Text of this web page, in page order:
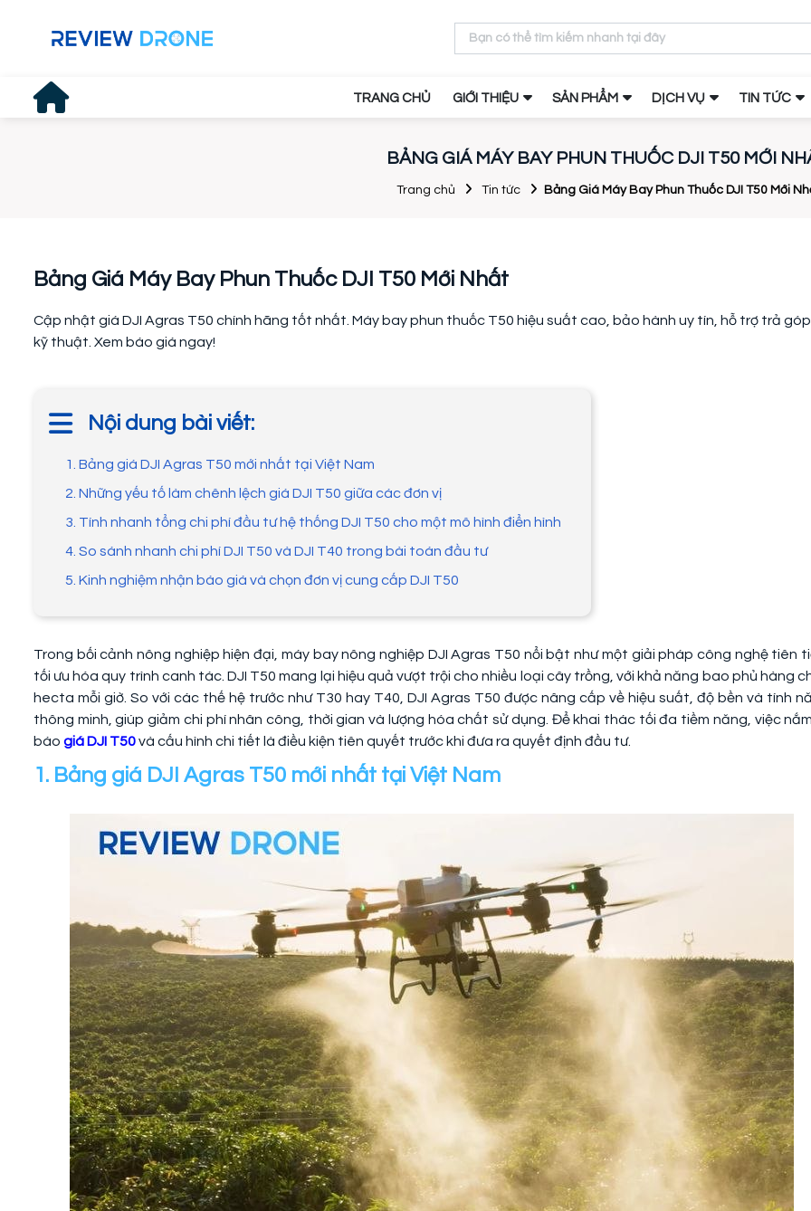
TRANG CHỦ GIỚI THIỆU SẢN PHẨM DỊCH VỤ TIN TỨC
BẢNG GIÁ MÁY BAY PHUN THUỐC DJI T50 MỚI
Trang chủ Tin tức Bảng Giá Máy Bay Phun Thuốc DJI T50 Mới
Bảng Giá Máy Bay Phun Thuốc DJI T50 Mới Nhất
Cập nhật giá DJI Agras T50 chính hãng tốt nhất. Máy bay phun thuốc T50 hiệu suất cao, bảo hành uy tín, hỗ trợ trả
kỹ thuật. Xem báo giá ngay!
Nội dung bài viết:
1. Bảng giá DJI Agras T50 mới nhất tại Việt Nam
2. Những yếu tố làm chênh lệch giá DJI T50 giữa các đơn vị
3. Tính nhanh tổng chi phí đầu tư hệ thống DJI T50 cho một mô hình điển hình
4. So sánh nhanh chi phí DJI T50 và DJI T40 trong bài toán đầu tư
5. Kinh nghiệm nhận báo giá và chọn đơn vị cung cấp DJI T50
Trong bối cảnh nông nghiệp hiện đại, máy bay nông nghiệp DJI Agras T50 nổi bật như một giải pháp công nghệ tiên
tối ưu hóa quy trình canh tác. DJI T50 mang lại hiệu quả vượt trội cho nhiều loại cây trồng, với khả năng bao phủ hàng
hecta mỗi giờ. So với các thế hệ trước như T30 hay T40, DJI Agras T50 được nâng cấp về hiệu suất, độ bền và tính
thông minh, giúp giảm chi phí nhân công, thời gian và lượng hóa chất sử dụng. Để khai thác tối đa tiềm năng, việc
báo giá DJI T50và cấu hình chi tiết là điều kiện tiên quyết trước khi đưa ra quyết định đầu tư.
1. Bảng giá DJI Agras T50 mới nhất tại Việt Nam